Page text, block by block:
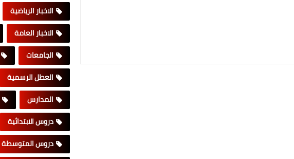
الاخبار الرياضية
الاخبار العامة
الجامعات
العطل الرسمية
المدارس
دروس الابتدائية
دروس المتوسطة